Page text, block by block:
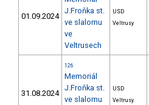
01.09.2024
J.Froňka st.
ve slalomu
ve
Veltrusech
USD
Veltrusy
31.08.2024
126
Memoriál
J.Froňka st.
ve slalomu
USD
Veltrusy